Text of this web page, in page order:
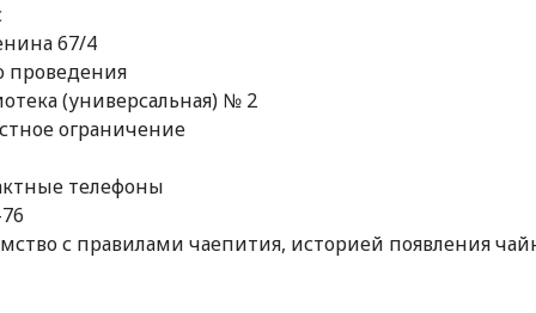
67/4
проведения
(универсальная) № 2
ограничение
телефоны
с правилами чаепития, историей появления